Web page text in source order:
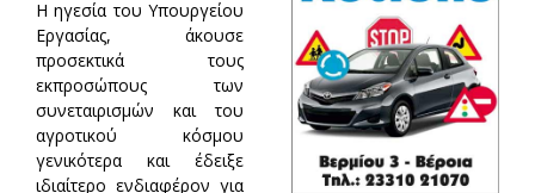
Η ηγεσία του Υπουργείου
Εργασίας, άκουσε
προσεκτικά τους
εκπροσώπους των
συνεταιρισμών και του
αγροτικού κόσμου
γενικότερα και έδειξε
ιδιαίτερο ενδιαφέρον για